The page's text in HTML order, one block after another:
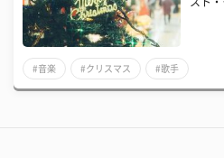
#音楽 #クリスマス #歌手